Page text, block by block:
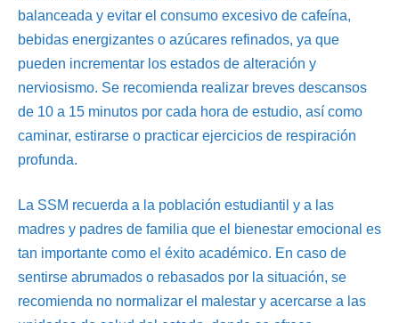
balanceada y evitar el consumo excesivo de cafeína,
bebidas energizantes o azúcares refinados, ya que
pueden incrementar los estados de alteración y
nerviosismo. Se recomienda realizar breves descansos
de 10 a 15 minutos por cada hora de estudio, así como
caminar, estirarse o practicar ejercicios de respiración
profunda.
La SSM recuerda a la población estudiantil y a las
madres y padres de familia que el bienestar emocional es
tan importante como el éxito académico. En caso de
sentirse abrumados o rebasados por la situación, se
recomienda no normalizar el malestar y acercarse a las